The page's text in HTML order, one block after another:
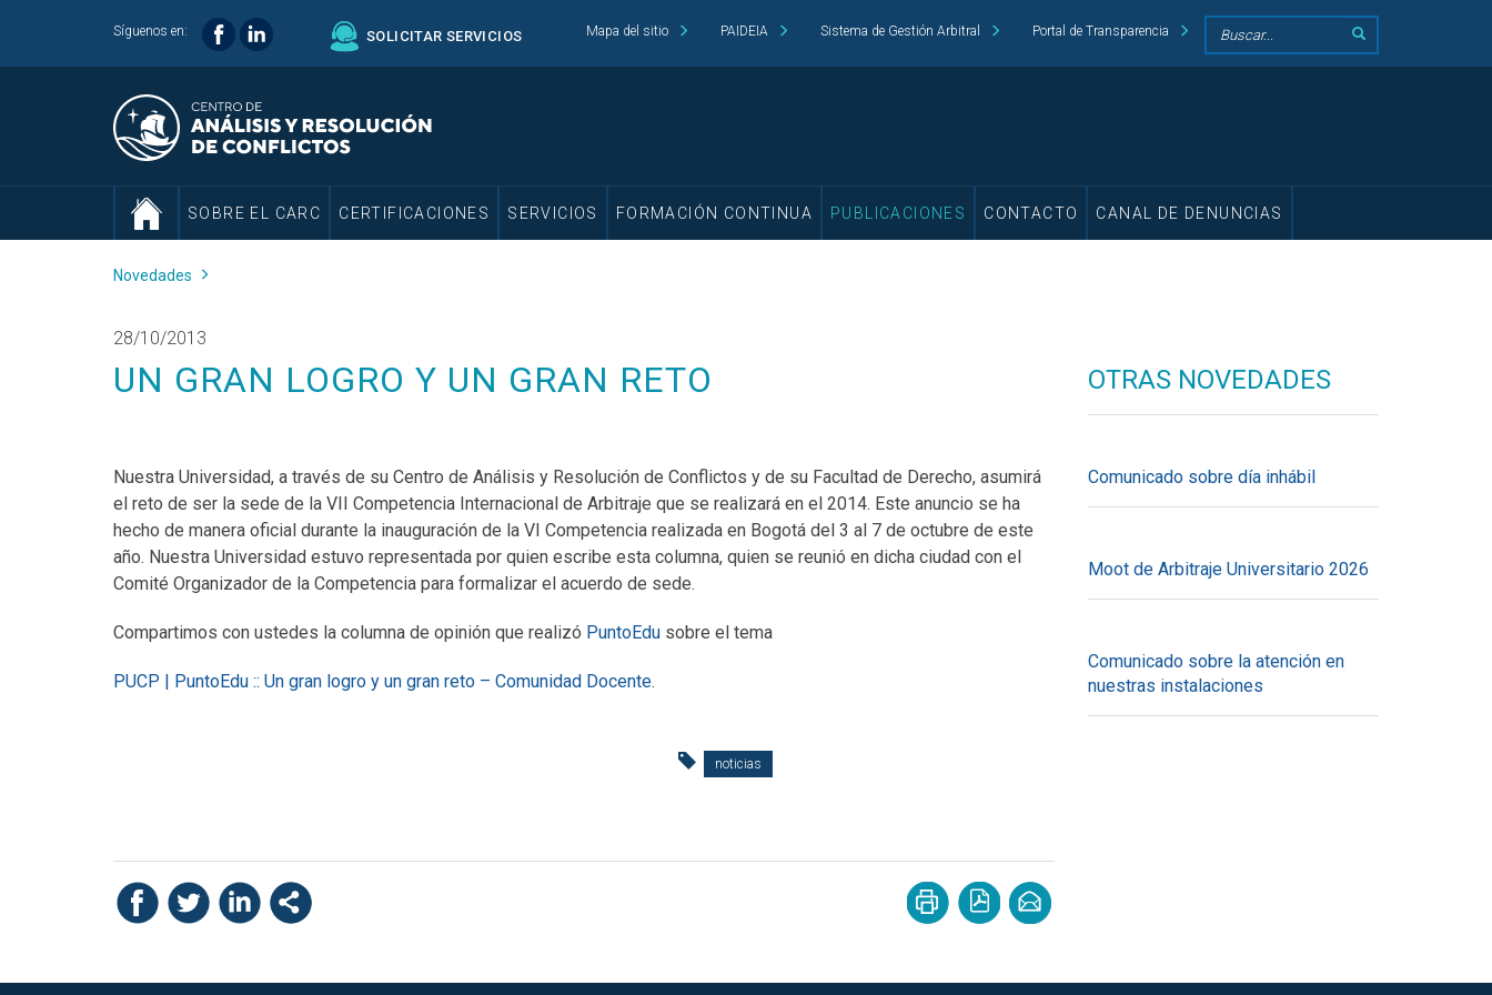
Síguenos en: SOLICITAR SERVICIOS Mapa del sitio PAIDEIA Sistema de Gestión Arbitral Portal de Transparencia
SOBRE EL CARC CERTIFICACIONES SERVICIOS FORMACIÓN CONTINUA PUBLICACIONES CONTACTO CANAL DE DENUNCIAS
Novedades
28/10/2013
UN GRAN LOGRO Y UN GRAN RETO
Nuestra Universidad, a través de su Centro de Análisis y Resolución de Conflictos y de su Facultad de Derecho, asumirá
el reto de ser la sede de la VII Competencia Internacional de Arbitraje que se realizará en el 2014. Este anuncio se ha
hecho de manera oficial durante la inauguración de la VI Competencia realizada en Bogotá del 3 al 7 de octubre de este
año. Nuestra Universidad estuvo representada por quien escribe esta columna, quien se reunió en dicha ciudad con el
Comité Organizador de la Competencia para formalizar el acuerdo de sede.
Compartimos con ustedes la columna de opinión que realizó PuntoEdu sobre el tema
PUCP | PuntoEdu :: Un gran logro y un gran reto – Comunidad Docente.
noticias
OTRAS NOVEDADES
Comunicado sobre día inhábil
Moot de Arbitraje Universitario 2026
Comunicado sobre la atención en
nuestras instalaciones